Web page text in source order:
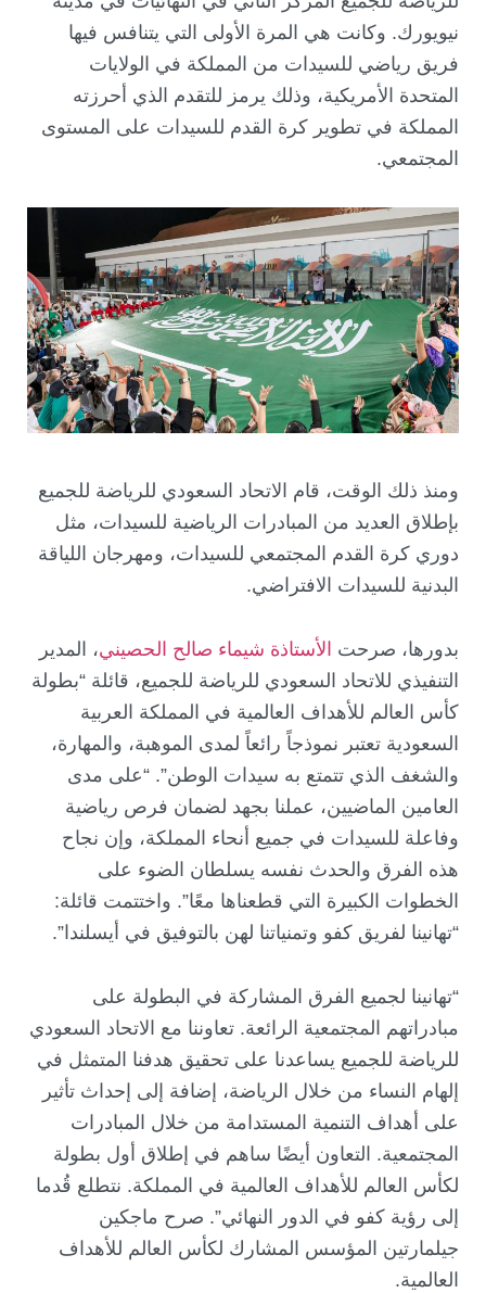
نيويورك. وكانت هي المرة الأولى التي يتنافس فيها
فريق رياضي للسيدات من المملكة في الولايات
المتحدة الأمريكية، وذلك يرمز للتقدم الذي أحرزته
المملكة في تطوير كرة القدم للسيدات على المستوى
المجتمعي.
ومنذ ذلك الوقت، قام الاتحاد السعودي للرياضة للجميع
بإطلاق العديد من المبادرات الرياضية للسيدات، مثل
دوري كرة القدم المجتمعي للسيدات، ومهرجان اللياقة
البدنية للسيدات الافتراضي.
بدورها، صرحت الأستاذة شيماء صالح الحصيني، المدير
التنفيذي للاتحاد السعودي للرياضة للجميع، قائلة “بطولة
كأس العالم للأهداف العالمية في المملكة العربية
السعودية تعتبر نموذجاً رائعاً لمدى الموهبة، والمهارة،
والشغف الذي تتمتع به سيدات الوطن”. “على مدى
العامين الماضيين، عملنا بجهد لضمان فرص رياضية
وفاعلة للسيدات في جميع أنحاء المملكة، وإن نجاح
هذه الفرق والحدث نفسه يسلطان الضوء على
الخطوات الكبيرة التي قطعناها معًا”. واختتمت قائلة:
“تهانينا لفريق كفو وتمنياتنا لهن بالتوفيق في أيسلندا”.
“تهانينا لجميع الفرق المشاركة في البطولة على
مبادراتهم المجتمعية الرائعة. تعاوننا مع الاتحاد السعودي
للرياضة للجميع يساعدنا على تحقيق هدفنا المتمثل في
إلهام النساء من خلال الرياضة، إضافة إلى إحداث تأثير
على أهداف التنمية المستدامة من خلال المبادرات
المجتمعية. التعاون أيضًا ساهم في إطلاق أول بطولة
لكأس العالم للأهداف العالمية في المملكة. نتطلع قُدما
إلى رؤية كفو في الدور النهائي”. صرح ماجكين
جيلمارتين المؤسس المشارك لكأس العالم للأهداف
العالمية.